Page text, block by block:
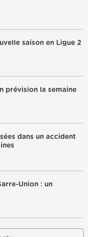
saison en Ligue 2
prévision la semaine
dans un accident
Union : un